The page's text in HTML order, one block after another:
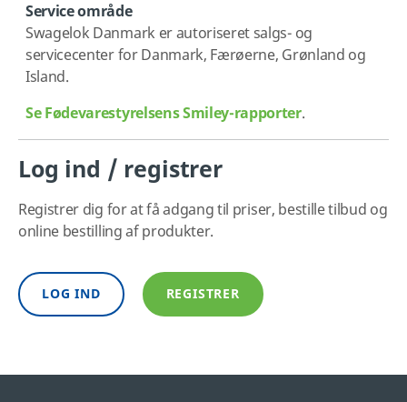
Service område
Swagelok Danmark er autoriseret salgs- og
servicecenter for Danmark, Færøerne, Grønland og
Island.
SeFødevarestyrelsens Smiley-rapporter.
Log ind / registrer
Registrer dig for at få adgang til priser, bestille tilbud og
online bestilling af produkter.
LOG IND REGISTRER